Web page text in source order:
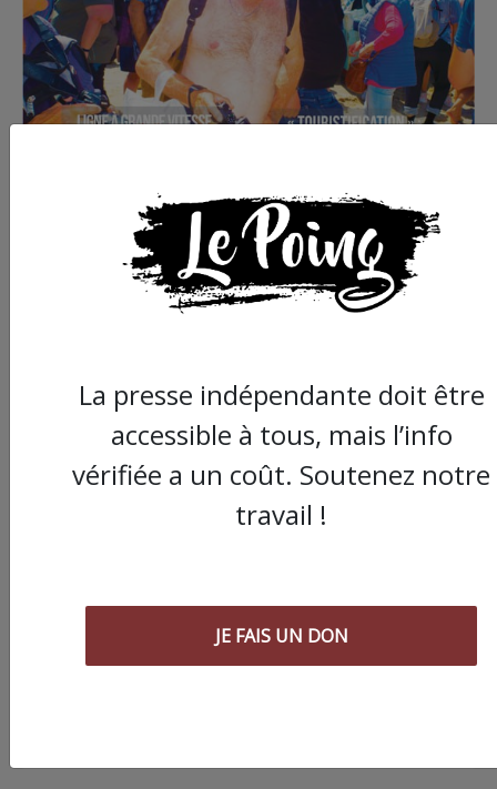
Commander le dernier numéro papier du
Voir tous les numéros papier
AGORA
Compte rendus des ateliers de soutien
psychologique pour les femmes
La presse indépendante doit être
accessible à tous, mais l’info
vérifiée a un coût. Soutenez notre
travail !
JE FAIS UN DON